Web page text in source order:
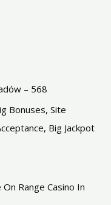
– 568
Bonuses, Site
Big Jackpot
Range Casino In